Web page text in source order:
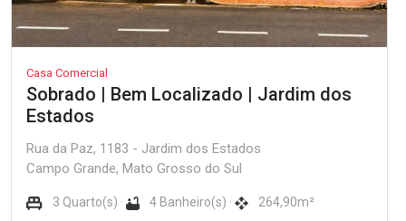
Casa Comercial
Sobrado | Bem Localizado | Jardim dos
Estados
Rua da Paz, 1183 - Jardim dos Estados
Campo Grande, Mato Grosso do Sul
3 Quarto(s) · 4 Banheiro(s) · 264,90m²